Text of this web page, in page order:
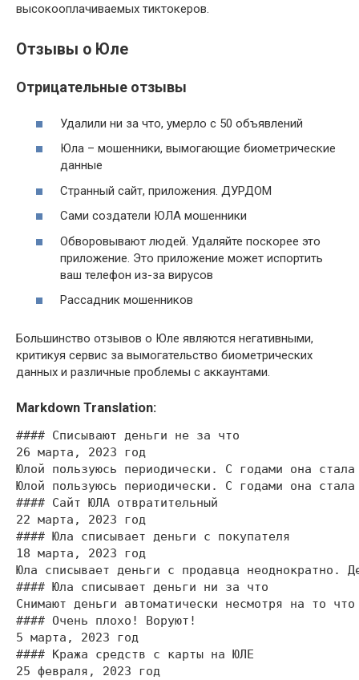
высокооплачиваемых тиктокеров.
Отзывы о Юле
Отрицательные отзывы
Удалили ни за что, умерло с 50 объявлений
Юла – мошенники, вымогающие биометрические
данные
Странный сайт, приложения. ДУРДОМ
Сами создатели ЮЛА мошенники
Обворовывают людей. Удаляйте поскорее это
приложение. Это приложение может испортить
ваш телефон из-за вирусов
Рассадник мошенников
Большинство отзывов о Юле являются негативными,
критикуя сервис за вымогательство биометрических
данных и различные проблемы с аккаунтами.
Markdown Translation:
#### Списывают деньги не за что
26 марта, 2023 год
Юлой пользуюсь периодически. С годами она
Юлой пользуюсь периодически. С годами она
#### Сайт ЮЛА отвратительный
22 марта, 2023 год
#### Юла списывает деньги с покупателя
18 марта, 2023 год
Юла списывает деньги с продавца неоднократно.
#### Юла списывает деньги ни за что
Снимают деньги автоматически несмотря на то
#### Очень плохо! Воруют!
5 марта, 2023 год
#### Кража средств с карты на ЮЛЕ
25 февраля, 2023 год